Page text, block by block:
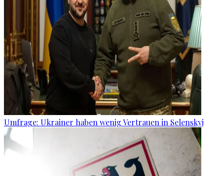
Umfrage: Ukrainer haben wenig Vertrauen in Selenskyj